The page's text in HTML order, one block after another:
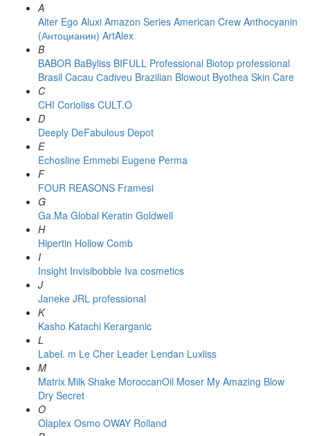
A
Alter Ego Aluxi Amazon Series American Crew Anthocyanin
(Антоцианин) ArtAlex
B
BABOR BaByliss BIFULL Professional Biotop professional
Brasil Cacau Сadiveu Brazilian Blowout Byothea Skin Care
C
CHI Corioliss CULT.O
D
Deeply DeFabulous Depot
E
Echosline Emmebi Eugene Perma
F
FOUR REASONS Framesi
G
Ga.Ma Global Keratin Goldwell
H
Hipertin Hollow Comb
I
Insight Invisibobble Iva cosmetics
J
Janeke JRL professional
K
Kasho Katachi Kerarganic
L
Label. m Le Cher Leader Lendan Luxliss
M
Matrix Milk Shake MoroccanOil Moser My Amazing Blow
Dry Secret
O
Olaplex Osmo OWAY Rolland